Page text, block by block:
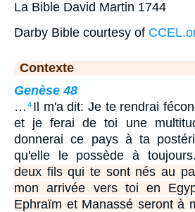
La Bible David Martin 1744
Darby Bible courtesy of
Contexte
Genèse 48
… 4 Il m'a dit: Je te rendrai
et je ferai de toi une
donnerai ce pays à ta
qu'elle le possède à
deux fils qui te sont nés au
mon arrivée vers toi en
Ephraïm et Manassé seront à